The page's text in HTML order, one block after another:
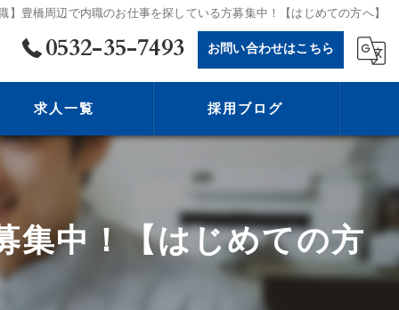
】豊橋周辺で内職のお仕事を探している方募集中！【はじめての方へ】
0532-35-7493 お問い合わせはこちら
求人一覧 採用ブログ
集中！【はじめての方